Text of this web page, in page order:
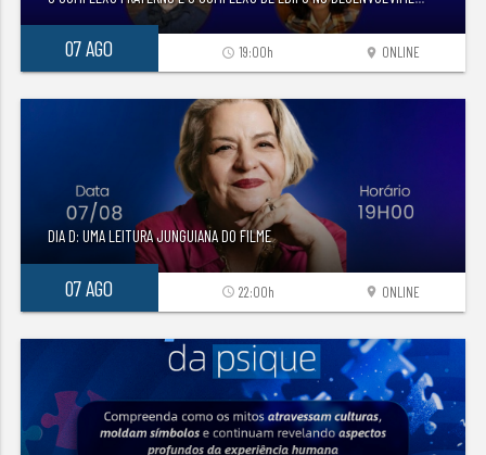
07 AGO location_on ONLINE
access_time 19:00h
DIA D: UMA LEITURA JUNGUIANA DO FILME
07 AGO location_on ONLINE
access_time 22:00h